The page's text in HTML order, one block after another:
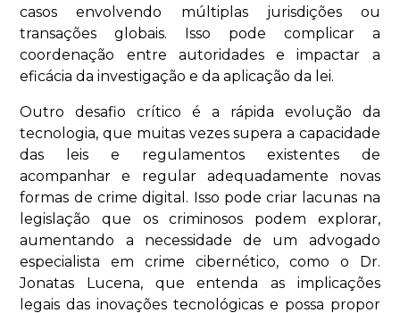
casos envolvendo múltiplas jurisdições ou
transações globais. Isso pode complicar a
coordenação entre autoridades e impactar a
eficácia da investigação e da aplicação da lei.
Outro desafio crítico é a rápida evolução da
tecnologia, que muitas vezes supera a capacidade
das leis e regulamentos existentes de
acompanhar e regular adequadamente novas
formas de crime digital. Isso pode criar lacunas na
legislação que os criminosos podem explorar,
aumentando a necessidade de um advogado
especialista em crime cibernético, como o Dr.
Jonatas Lucena, que entenda as implicações
legais das inovações tecnológicas e possa propor